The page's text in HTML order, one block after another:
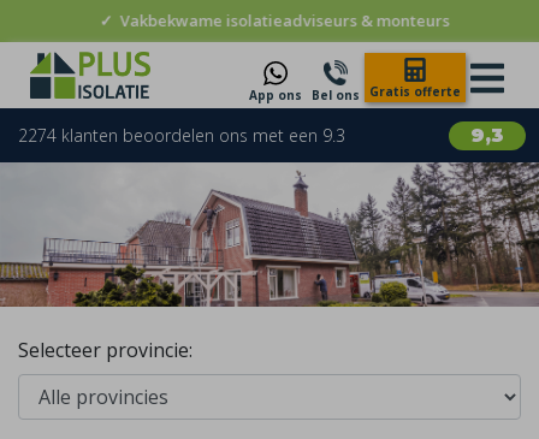
✓ Vakbekwame isolatieadviseurs & monteurs
App ons Bel ons Gratis offerte
9,3
2274 klanten beoordelen ons met een 9.3
Selecteer provincie: